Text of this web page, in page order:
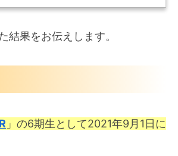
果をお伝えします。
」の6期生として2021年9月1日に